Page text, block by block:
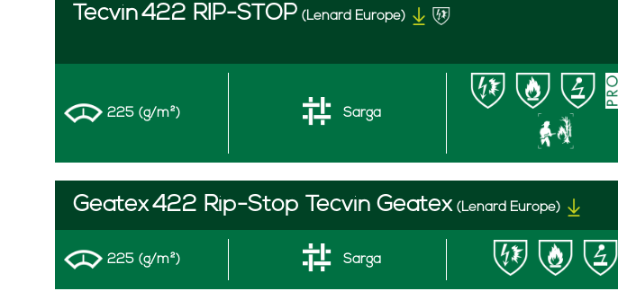
Tecvin422 RIP-STOP (Lenard Europe)
225 (g/m²) Sarga
Geatex422 Rip-Stop Tecvin Geatex (Lenard Europe)
225 (g/m²) Sarga